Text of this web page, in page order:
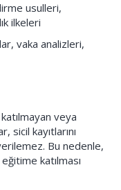
usulleri,
ilkeleri
vaka analizleri,
veya
sicil kayıtlarını
Bu nedenle,
katılması